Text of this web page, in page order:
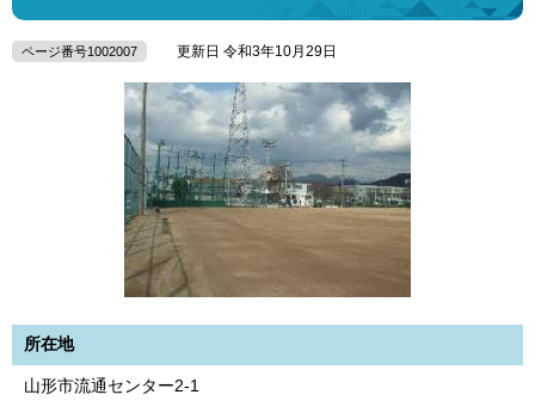
ページ番号1002007 更新日 令和3年10月29日
所在地
山形市流通センター2-1